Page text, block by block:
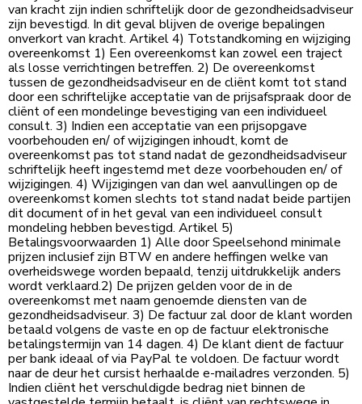
van kracht zijn indien schriftelijk door de gezondheidsadviseur
zijn bevestigd. In dit geval blijven de overige bepalingen
onverkort van kracht. Artikel 4) Totstandkoming en wijziging
overeenkomst 1) Een overeenkomst kan zowel een traject
als losse verrichtingen betreffen. 2) De overeenkomst
tussen de gezondheidsadviseur en de cliënt komt tot stand
door een schriftelijke acceptatie van de prijsafspraak door de
cliënt of een mondelinge bevestiging van een individueel
consult. 3) Indien een acceptatie van een prijsopgave
voorbehouden en/ of wijzigingen inhoudt, komt de
overeenkomst pas tot stand nadat de gezondheidsadviseur
schriftelijk heeft ingestemd met deze voorbehouden en/ of
wijzigingen. 4) Wijzigingen van dan wel aanvullingen op de
overeenkomst komen slechts tot stand nadat beide partijen
dit document of in het geval van een individueel consult
mondeling hebben bevestigd. Artikel 5)
Betalingsvoorwaarden 1) Alle door Speelsehond minimale
prijzen inclusief zijn BTW en andere heffingen welke van
overheidswege worden bepaald, tenzij uitdrukkelijk anders
wordt verklaard.2) De prijzen gelden voor de in de
overeenkomst met naam genoemde diensten van de
gezondheidsadviseur. 3) De factuur zal door de klant worden
betaald volgens de vaste en op de factuur elektronische
betalingstermijn van 14 dagen. 4) De klant dient de factuur
per bank ideaal of via PayPal te voldoen. De factuur wordt
naar de deur het cursist herhaalde e-mailadres verzonden. 5)
Indien cliënt het verschuldigde bedrag niet binnen de